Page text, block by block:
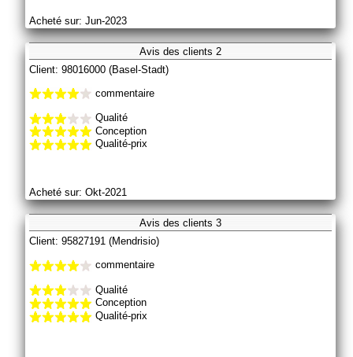
Acheté sur: Jun-2023
Avis des clients 2
Client: 98016000 (Basel-Stadt)
commentaire
Qualité
Conception
Qualité-prix
Acheté sur: Okt-2021
Avis des clients 3
Client: 95827191 (Mendrisio)
commentaire
Qualité
Conception
Qualité-prix